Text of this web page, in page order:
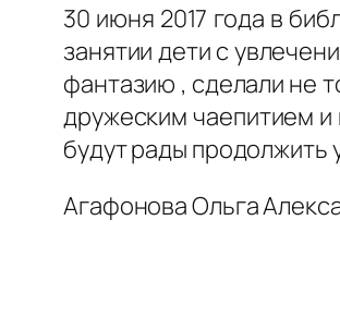
30 июня 2017 года в
занятии дети с
фантазию , сделали не
дружеским чаепитием
будут рады продолжить
Агафонова Ольга